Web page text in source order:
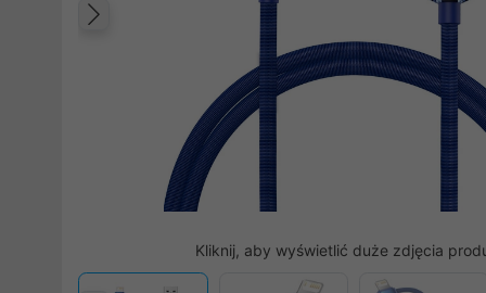
Kliknij, aby wyświetlić duże zdjęcia